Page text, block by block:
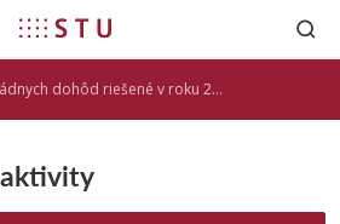
dohôd riešené v roku 2008